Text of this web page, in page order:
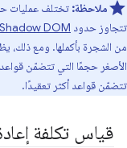
ملاحظة:
تتجاوز حدود Shadow DOM
من الشجرة بأكملها. ومع ذلك،
الأصغر حجمًا التي تتضمّن
تتضمّن قواعد أكثر تعقيدًا.
قياس تكلفة